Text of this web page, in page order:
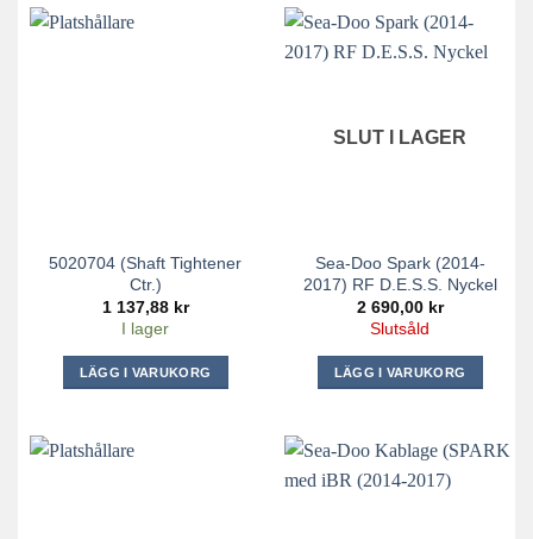
5020704 (Shaft Tightener
Ctr.)
1 137,88 kr
I lager
LÄGG I VARUKORG
SLUT I LAGER
Sea-Doo Spark (2014-
2017) RF D.E.S.S. Nyckel
2 690,00 kr
Slutsåld
LÄGG I VARUKORG